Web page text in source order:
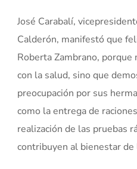
José Carabalí,
Calderón, manifestó que
Roberta Zambrano,
con la salud, sino que
preocupación por sus
como la entrega de
realización de las pruebas
contribuyen al bienestar de